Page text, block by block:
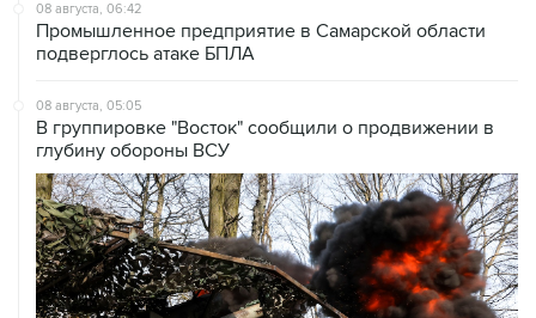
08 августа, 06:42
Промышленное предприятие в Самарской области
подверглось атаке БПЛА
08 августа, 05:05
В группировке "Восток" сообщили о продвижении в
глубину обороны ВСУ